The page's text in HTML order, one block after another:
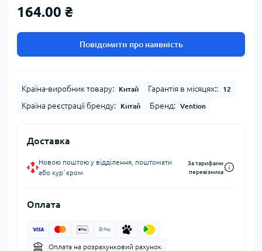
164.00 ₴
Повідомити про наявність
Країна-виробник товару: Китай Гарантія в місяцях:: 12
Країна реєстрації бренду: Китай Бренд: Vention
Доставка
Новою поштою у відділення, поштомати
або курʼєром
За тарифами
перевізника
Оплата
Оплата на розрахунковий рахунок